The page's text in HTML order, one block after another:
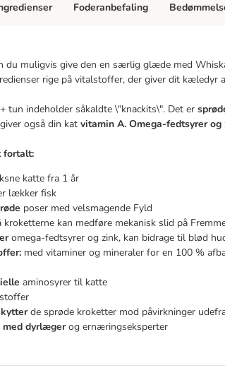
du muligvis give den en særlig glæde med
rige på vitalstoffer, der giver dit
tun indeholder såkaldte \"knackits\". Det er
også din kat vitamin A. Omega-fedtsyrer og
fortalt:
katte fra 1 år
lækker fisk
poser med velsmagende Fyld
kan medføre mekanisk slid på
omega-fedtsyrer og zink, kan bidrage til blød
med vitaminer og mineraler for en 100 %
aminosyrer til katte
de sprøde kroketter mod påvirkninger
med dyrlægerog ernæringseksperter
Foderanbefaling